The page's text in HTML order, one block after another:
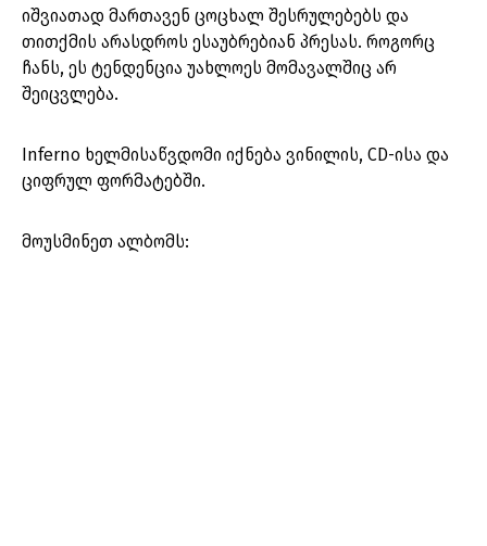
იშვიათად მართავენ ცოცხალ შესრულებებს და
თითქმის არასდროს ესაუბრებიან პრესას. როგორც
ჩანს, ეს ტენდენცია უახლოეს მომავალშიც არ
შეიცვლება.
Inferno ხელმისაწვდომი იქნება ვინილის, CD-ისა და
ციფრულ ფორმატებში.
მოუსმინეთ ალბომს: